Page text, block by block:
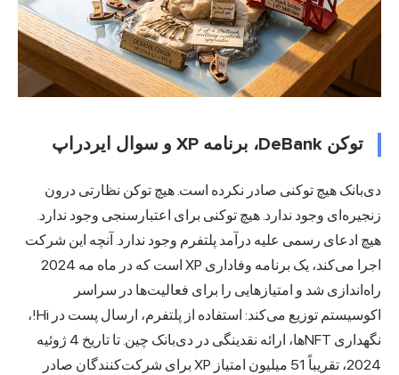
توکن DeBank، برنامه XP و سوال ایردراپ
دی‌بانک هیچ توکنی صادر نکرده است. هیچ توکن نظارتی درون
زنجیره‌ای وجود ندارد. هیچ توکنی برای اعتبارسنجی وجود ندارد.
هیچ ادعای رسمی علیه درآمد پلتفرم وجود ندارد. آنچه این شرکت
اجرا می‌کند، یک برنامه وفاداری XP است که در ماه مه 2024
راه‌اندازی شد و امتیازهایی را برای فعالیت‌ها در سراسر
اکوسیستم توزیع می‌کند: استفاده از پلتفرم، ارسال پست در Hi!،
نگهداری NFTها، ارائه نقدینگی در دی‌بانک چین. تا تاریخ 4 ژوئیه
2024، تقریباً 51 میلیون امتیاز XP برای شرکت‌کنندگان صادر